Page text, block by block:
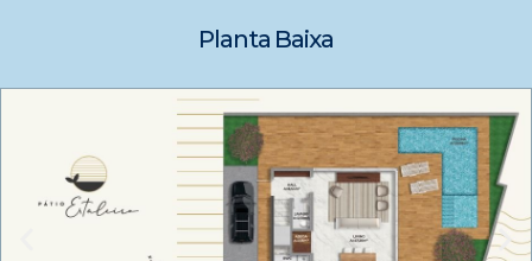
Planta Baixa